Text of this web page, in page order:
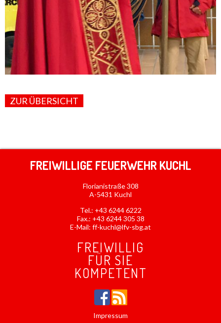
ZUR ÜBERSICHT
FREIWILLIGE FEUERWEHR KUCHL
Florianistraße 308
A-5431 Kuchl
Tel.: +43 6244 6222
Fax.: +43 6244 305 38
E-Mail: ff-kuchl@lfv-sbg.at
FREIWILLIG
FÜR SIE
KOMPETENT
Impressum